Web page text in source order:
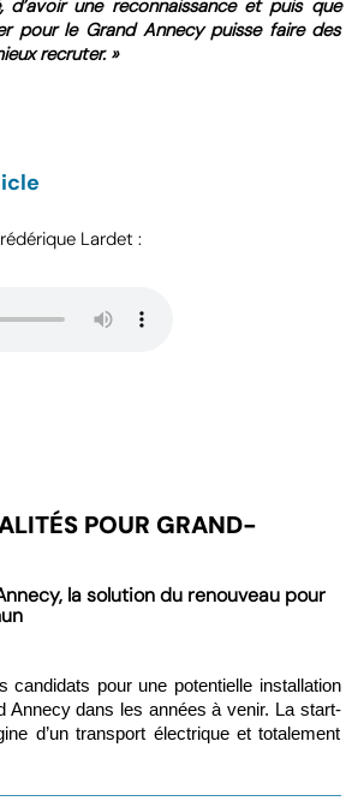
d’avoir une reconnaissance et puis que
pour le Grand Annecy puisse faire des
recruter. »
Lardet :
POUR GRAND-
la solution du renouveau pour
candidats pour une potentielle installation
Annecy dans les années à venir. La start-
d’un transport électrique et totalement